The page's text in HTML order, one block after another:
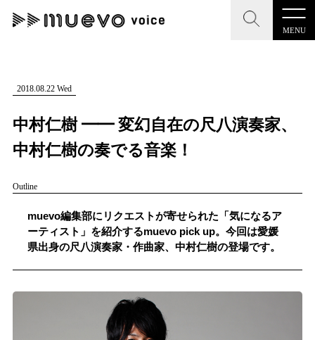
MENU
CLOSE
記事を検索する
人気ワード
#男性SSW #ポップス #女性SSW #ロック
#男性シンガー #HR/HM #女性シンガー
CLOSE
"読者の声を形にする”音楽特化メディア
MENU
記事一覧
プレスリリース一覧
会社概要
2018.08.22 Wed
中村仁樹 ━━ 変幻自在の尺八演奏家、
中村仁樹の奏でる音楽！
Outline
muevo編集部にリクエストが寄せられた「気になるア
ーティスト」を紹介するmuevo pick up。今回は愛媛
県出身の尺八演奏家・作曲家、中村仁樹の登場です。